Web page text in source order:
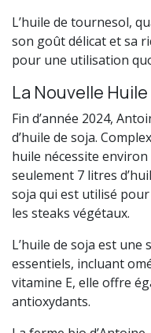
L’huile de tournesol,
son goût délicat et sa
pour une utilisation
La Nouvelle
Fin d’année 2024,
d’huile de soja.
huile nécessite
seulement 7 litres
soja qui est utilisé
les steaks végétaux.
L’huile de soja est une
essentiels, incluant
vitamine E, elle offre
antioxydants.